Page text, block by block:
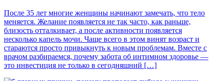
После 35 лет многие женщины начинают замечать, что тело
меняется. Желание появляется не так часто, как раньше,
близость отталкивает, а после активности появляется
несколько капель мочи. Чаще всего в этом винят возраст и
стараются просто привыкнуть к новым проблемам. Вместе с
врачом разбираемся, почему забота об интимном здоровье —
это инвестиция не только в сегодняшний […]